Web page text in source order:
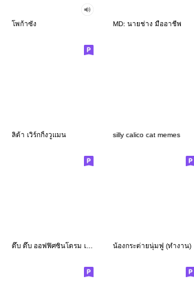
โพก้าซัง MD: นายช่าง มืออาชีพ
ลิต้า เวิร์กกิ้งวูแมน silly calico cat memes
ดึ๊บ ดึ๊บ ออฟฟิศซินโดรม เก้า น้องกระต่ายนุ่มฟู (ทำงาน)